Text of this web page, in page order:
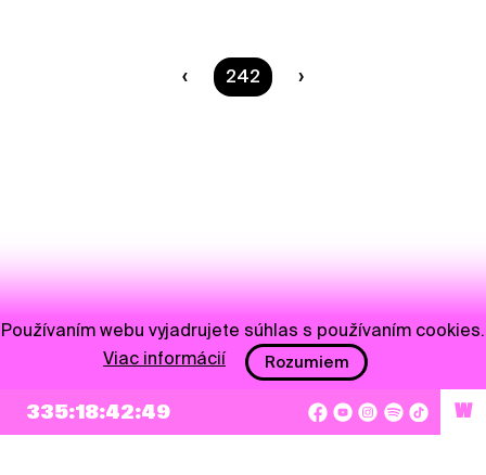
Ste na strane
242
335:18:42:49 W
Používaním webu vyjadrujete súhlas s používaním cookies.
Viac informácií
Rozumiem